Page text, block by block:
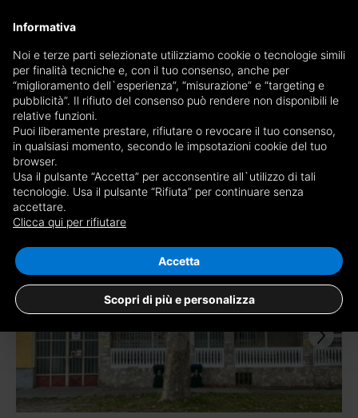
Receive a copy of the newspaper by mail
Choose newspaper
2 results for
Receive a copy of the newspaper by mail
Edition
×Torino Prestige
E-mail
I am of age, I have read and accept theconditionsand privacy
disclaimer
Informativa
Noi e terze parti selezionate utilizziamo cookie o tecnologie simili
per finalità tecniche e, con il tuo consenso, anche per
“miglioramento dell`esperienza”, “misurazione” e “targeting e
pubblicità”. Il rifiuto del consenso può rendere non disponibili le
relative funzioni.
Puoi liberamente prestare, rifiutare o revocare il tuo consenso,
in qualsiasi momento, secondo le impsotazioni cookie del tuo
browser.
Usa il pulsante “Accetta” per acconsentire all`utilizzo di tali
tecnologie. Usa il pulsante “Rifiuta” per continuare senza
accettare.
Clicca qui per rifiutare
Scopri di più e personalizza
Accetta